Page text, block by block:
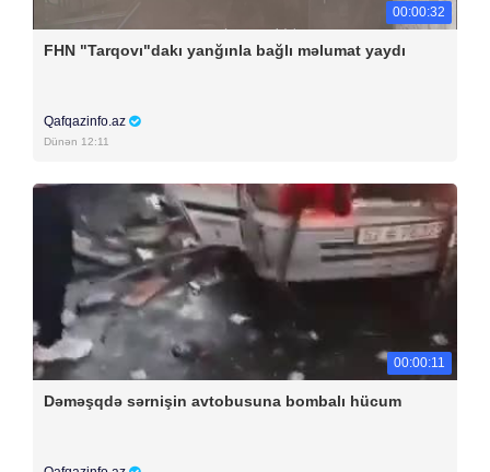
00:00:32
FHN "Tarqovı"dakı yanğınla bağlı məlumat yaydı
Qafqazinfo.az
Dünən 12:11
00:00:11
Dəməşqdə sərnişin avtobusuna bombalı hücum